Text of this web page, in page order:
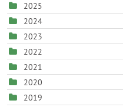
2025
2024
2023
2022
2021
2020
2019